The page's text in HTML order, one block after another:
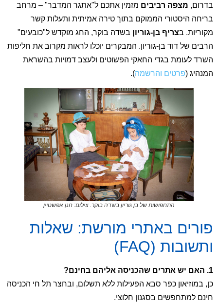
בדרום, מצפה רביבים מזמין אתכם ל"אתגר המדבר" – מרחב
בריחה היסטורי הממוקם בתוך טירה אמיתית ותעלות קשר
מקוריות. בצריף בן-גוריון בשדה בוקר, החג מוקדש ל"כובעים"
הרבים של דוד בן-גוריון. המבקרים יוכלו לראות מקרוב את חליפות
השרד לעומת בגדי החאקי הפשוטים ולעצב דמויות בהשראת
המנהיג (פרטים והרשמה).
התחפושות של בן גוריון בשדה בוקר. צילום: חנן אפשטיין
פורים באתרי מורשת: שאלות
ותשובות (FAQ)
1. האם יש אתרים שהכניסה אליהם בחינם?
כן, במוזיאון כפר סבא הפעילות ללא תשלום, ובחצר תל חי הכניסה
חינם למתחפשים בסגנון חלוצי.